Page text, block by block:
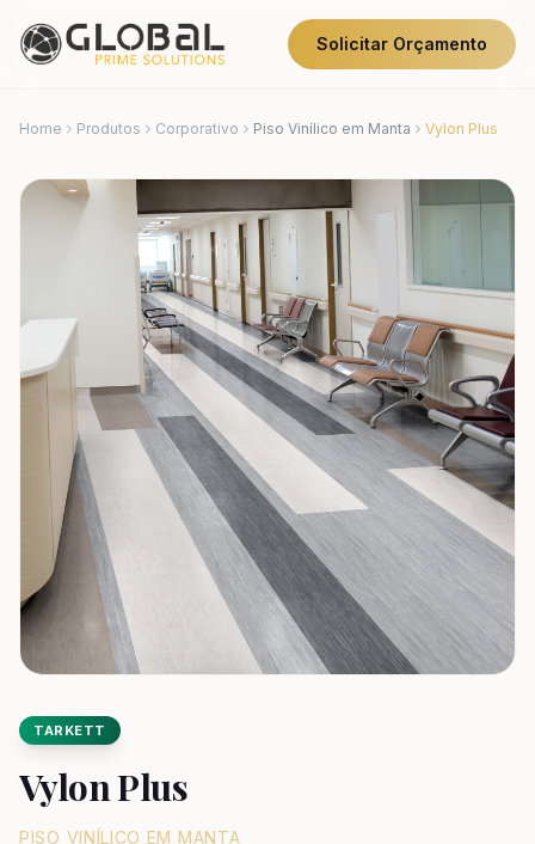
Solicitar Orçamento
Home Produtos Corporativo Piso Vinílico em Manta Vylon Plus
TARKETT
Vylon Plus
PISO VINÍLICO EM MANTA